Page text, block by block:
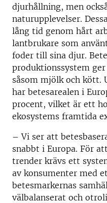
djurhållning, men
naturupplevelser.
lång tid genom hårt
lantbrukare som
foder till sina djur.
produktionssystem
såsom mjölk och kött.
har betesarealen i
procent, vilket är ett
ekosystems framtida
– Vi ser att
snabbt i Europa. För
trender krävs ett
av konsumenter med
betesmarkernas
välbalanserat och